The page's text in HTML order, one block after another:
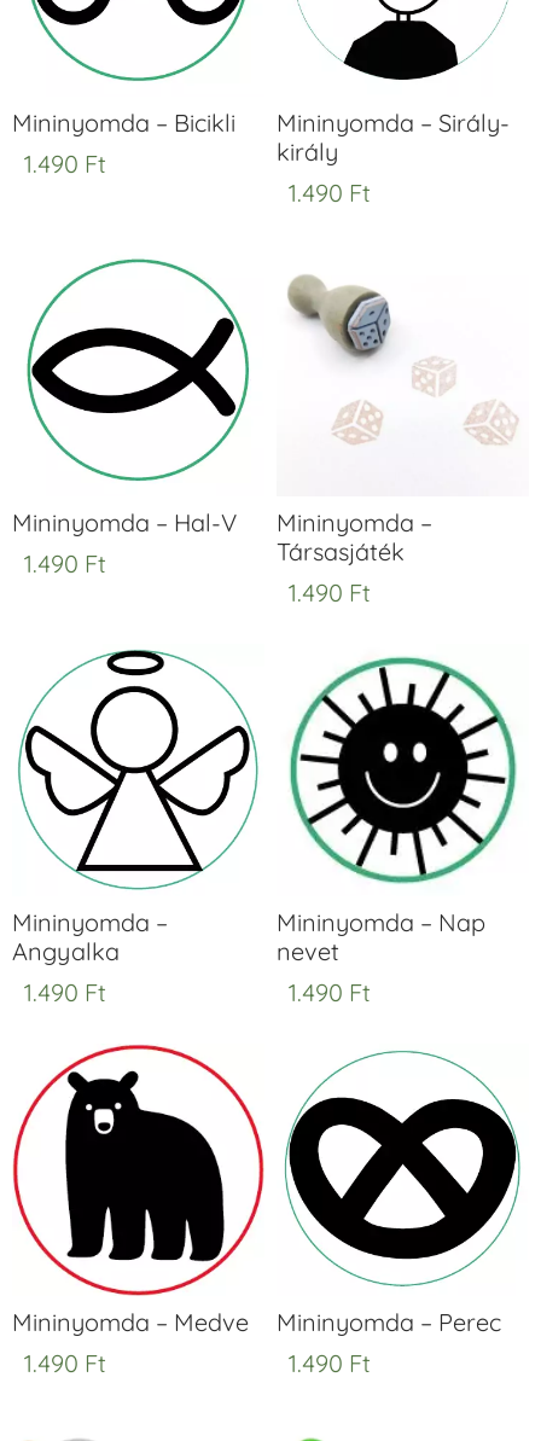
Mininyomda – Bicikli
1.490 Ft
Mininyomda – Sirály-
király
1.490 Ft
Mininyomda – Hal-V
1.490 Ft
Mininyomda –
Társasjáték
1.490 Ft
Mininyomda –
Angyalka
1.490 Ft
Mininyomda – Nap
nevet
1.490 Ft
Mininyomda – Medve
1.490 Ft
Mininyomda – Perec
1.490 Ft